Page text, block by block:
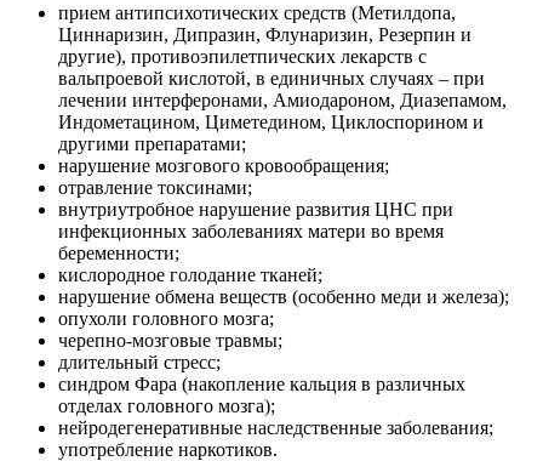
прием антипсихотических средств (Метилдопа,
Циннаризин, Дипразин, Флунаризин, Резерпин и
другие), противоэпилетпических лекарств с
вальпроевой кислотой, в единичных случаях – при
лечении интерферонами, Амиодароном, Диазепамом,
Индометацином, Циметедином, Циклоспорином и
другими препаратами;
нарушение мозгового кровообращения;
отравление токсинами;
внутриутробное нарушение развития ЦНС при
инфекционных заболеваниях матери во время
беременности;
кислородное голодание тканей;
нарушение обмена веществ (особенно меди и железа);
опухоли головного мозга;
черепно-мозговые травмы;
длительный стресс;
синдром Фара (накопление кальция в различных
отделах головного мозга);
нейродегенеративные наследственные заболевания;
употребление наркотиков.